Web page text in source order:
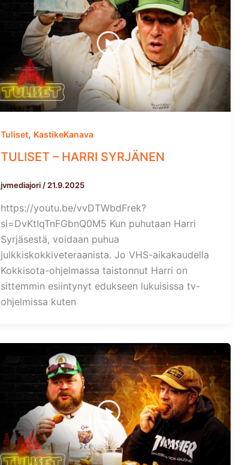
Tuliset, KastikeKanava
TULISET – HARRI SYRJÄNEN
jvmediajori / 21.9.2025
https://youtu.be/vvDTWbdFrek?
si=DvKtIqTnFGbnQ0M5 Kun puhutaan Harri
Syrjäsestä, voidaan puhua
julkkiskokkiveteraanista. Jo VHS-aikakaudella
Kokkisota-ohjelmassa taistonnut Harri on
sittemmin esiintynyt edukseen lukuisissa tv-
ohjelmissa kuten